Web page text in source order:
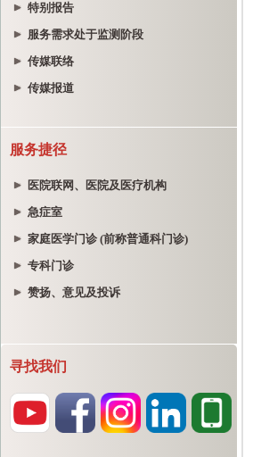
特别报告
服务需求处于监测阶段
传媒联络
传媒报道
服务捷径
医院联网、医院及医疗机构
急症室
家庭医学门诊 (前称普通科门诊)
专科门诊
赞扬、意见及投诉
寻找我们